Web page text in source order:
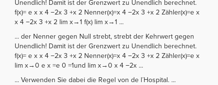
Unendlich! Damit ist der Grenzwert zu Unendlich berechnet.
f(x)= e x x 4 −2x 3 +x 2 Nenner(x)=x 4 −2x 3 +x 2 Zähler(x)=e x
x 4 −2x 3 +x 2 lim x→1 f(x) lim x→1 ...
... der Nenner gegen Null strebt, strebt der Kehrwert gegen
Unendlich! Damit ist der Grenzwert zu Unendlich berechnet.
f(x)= e x x 4 −2x 3 +x 2 Nenner(x)=x 4 −2x 3 +x 2 Zähler(x)=e x
lim x→0 e x =e 0 =1und lim x→0 x 4 −2x ...
... Verwenden Sie dabei die Regel von de l´Hospital. ...